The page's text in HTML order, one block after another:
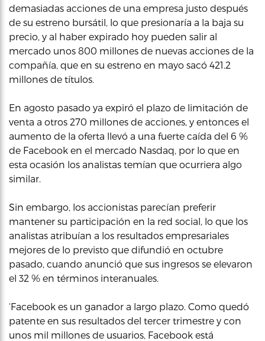
demasiadas acciones de una empresa justo después
de su estreno bursátil, lo que presionaría a la baja su
precio, y al haber expirado hoy pueden salir al
mercado unos 800 millones de nuevas acciones de la
compañía, que en su estreno en mayo sacó 421.2
millones de títulos.
En agosto pasado ya expiró el plazo de limitación de
venta a otros 270 millones de acciones, y entonces el
aumento de la oferta llevó a una fuerte caída del 6 %
de Facebook en el mercado Nasdaq, por lo que en
esta ocasión los analistas temían que ocurriera algo
similar.
Sin embargo, los accionistas parecían preferir
mantener su participación en la red social, lo que los
analistas atribuían a los resultados empresariales
mejores de lo previsto que difundió en octubre
pasado, cuando anunció que sus ingresos se elevaron
el 32 % en términos interanuales.
‘Facebook es un ganador a largo plazo. Como quedó
patente en sus resultados del tercer trimestre y con
unos mil millones de usuarios, Facebook está